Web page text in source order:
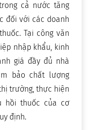
cả nước tăng
đối với các doanh
Tại công văn
nhập khẩu, kinh
giá đầy đủ nhà
bảo chất lượng
trường, thực hiện
hồi thuốc của cơ
định.